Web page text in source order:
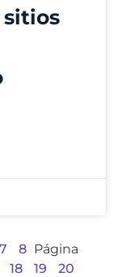
7 8 Página
18 19
20